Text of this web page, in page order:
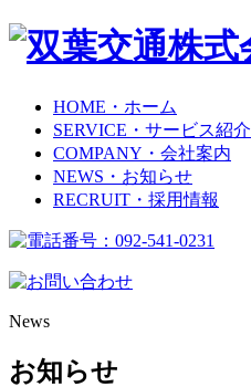
HOME ・ホーム
SERVICE ・サービス紹介
COMPANY ・会社案内
NEWS ・お知らせ
RECRUIT ・採用情報
News
お知らせ